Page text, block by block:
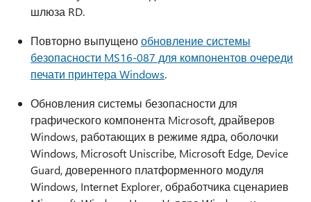
шлюза RD.
Повторно выпущенообновление системы
безопасности MS16-087 для компонентов очереди
печати принтера Windows.
Обновления системы безопасности для
графического компонента Microsoft, драйверов
Windows, работающих в режиме ядра, оболочки
Windows, Microsoft Uniscribe, Microsoft Edge, Device
Guard, доверенного платформенного модуля
Windows, Internet Explorer, обработчика сценариев